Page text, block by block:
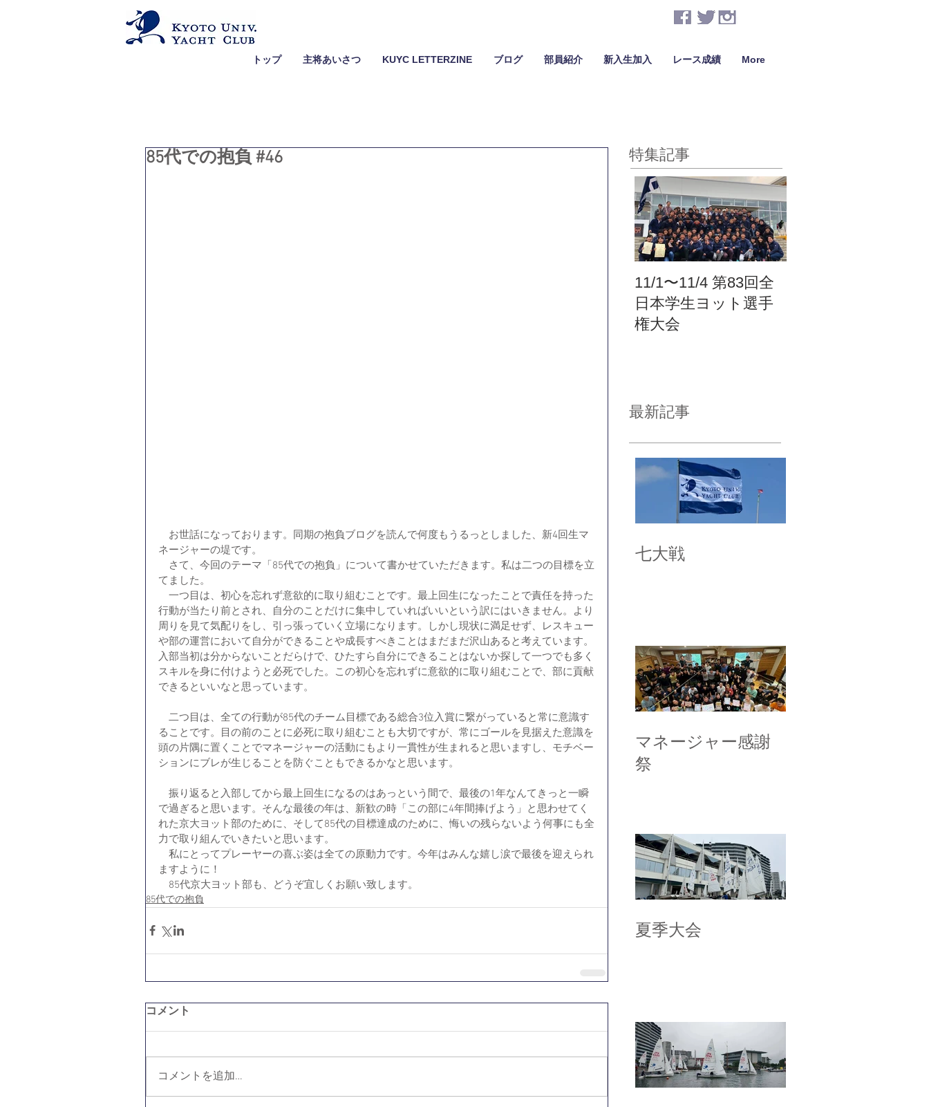
トップ 主将あいさつ KUYC LETTERZINE ブログ 部員紹介 新入生加入 レース成績 More
85代での抱負 #46
お世話になっております。同期の抱負ブログを読んで何度もうるっとしました、新4回生マ
ネージャーの堤です。
さて、今回のテーマ「85代での抱負」について書かせていただきます。私は二つの目標を立
てました。
一つ目は、初心を忘れず意欲的に取り組むことです。最上回生になったことで責任を持った
行動が当たり前とされ、自分のことだけに集中していればいいという訳にはいきません。より
周りを見て気配りをし、引っ張っていく立場になります。しかし現状に満足せず、レスキュー
や部の運営において自分ができることや成長すべきことはまだまだ沢山あると考えています。
入部当初は分からないことだらけで、ひたすら自分にできることはないか探して一つでも多く
スキルを身に付けようと必死でした。この初心を忘れずに意欲的に取り組むことで、部に貢献
できるといいなと思っています。
二つ目は、全ての行動が85代のチーム目標である総合3位入賞に繋がっていると常に意識す
ることです。目の前のことに必死に取り組むことも大切ですが、常にゴールを見据えた意識を
頭の片隅に置くことでマネージャーの活動にもより一貫性が生まれると思いますし、モチベー
ションにブレが生じることを防ぐこともできるかなと思います。
振り返ると入部してから最上回生になるのはあっという間で、最後の1年なんてきっと一瞬
で過ぎると思います。そんな最後の年は、新歓の時「この部に4年間捧げよう」と思わせてく
れた京大ヨット部のために、そして85代の目標達成のために、悔いの残らないよう何事にも全
力で取り組んでいきたいと思います。
私にとってプレーヤーの喜ぶ姿は全ての原動力です。今年はみんな嬉し涙で最後を迎えられ
ますように！
85代京大ヨット部も、どうぞ宜しくお願い致します。
85代での抱負
コメント
コメントを追加…
特集記事
11/1〜11/4 第83回全
日本学生ヨット選手
権大会
最新記事
七大戦
マネージャー感謝
祭
夏季大会